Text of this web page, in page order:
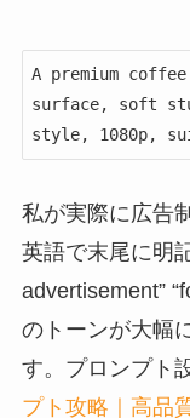
A premium
surface, soft
style, 1080p,
私が実際に広告
英語で末尾に明
advertisement”
のトーンが大幅
す。プロンプト
プト攻略｜高品